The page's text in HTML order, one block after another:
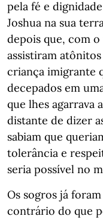
pela fé e
Joshua na sua
depois que, com
assistiram
criança imigrante
decepados em
que lhes agarrava
distante de dizer
sabiam que
tolerância e
seria possível no
Os sogros já
contrário do que